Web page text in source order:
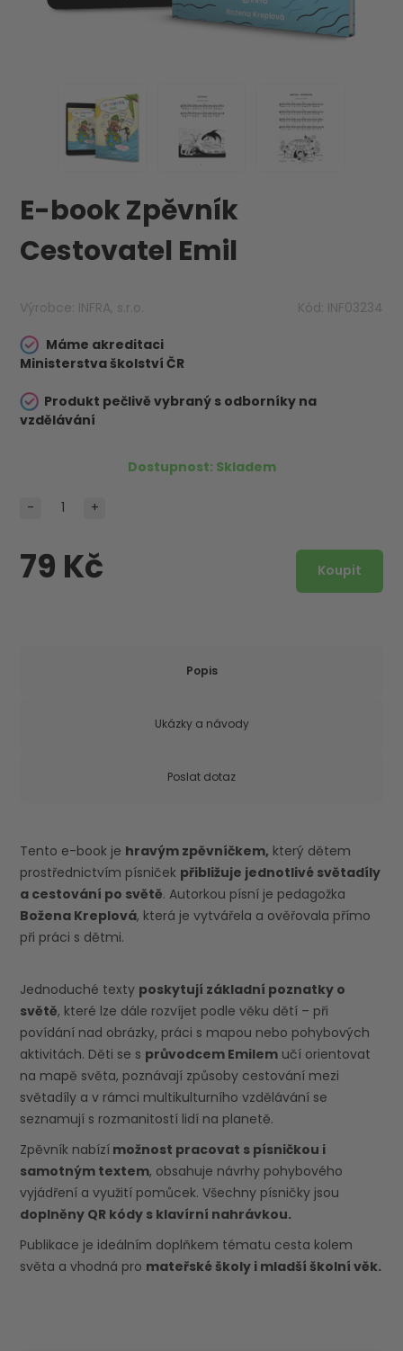
E-book Zpěvník
Cestovatel Emil
Výrobce: INFRA, s.r.o. Kód: INF03234
Máme akreditaci
Ministerstva školství ČR
Produkt pečlivě vybraný s odborníky na
vzdělávání
Dostupnost: Skladem
79 Kč
- +
Popis
Ukázky a návody
Poslat dotaz
Tento e-book je hravým zpěvníčkem, který dětem
prostřednictvím písniček přibližuje jednotlivé světadíly
a cestování po světě. Autorkou písní je pedagožka
Božena Kreplová, která je vytvářela a ověřovala přímo
při práci s dětmi.
Jednoduché texty poskytují základní poznatky o
světě, které lze dále rozvíjet podle věku dětí – při
povídání nad obrázky, práci s mapou nebo pohybových
aktivitách. Děti se s průvodcem Emilem učí orientovat
na mapě světa, poznávají způsoby cestování mezi
světadíly a v rámci multikulturního vzdělávání se
seznamují s rozmanitostí lidí na planetě.
Zpěvník nabízí možnost pracovat s písničkou i
samotným textem, obsahuje návrhy pohybového
vyjádření a využití pomůcek. Všechny písničky jsou
doplněny QR kódy s klavírní nahrávkou.
Publikace je ideálním doplňkem tématu cesta kolem
světa a vhodná pro mateřské školy i mladší školní věk.